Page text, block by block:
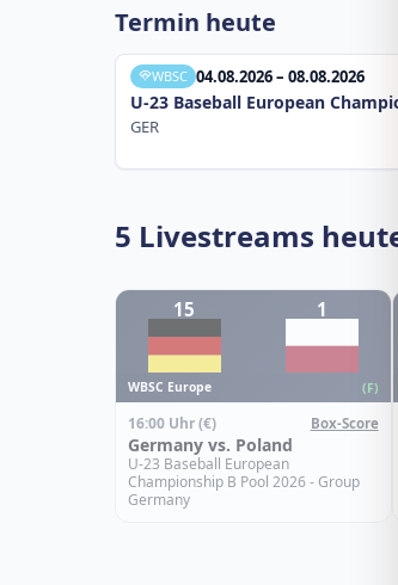
Termin heute
WBSC 04.08.2026 – 08.08.2026
U-23 Baseball European
GER
5 Livestreams
15 1
WBSC Europe (F)
16:00 Uhr(€) Box-Score
Germany vs. Poland
U-23 Baseball European
Championship B Pool 2026 - Group
Germany